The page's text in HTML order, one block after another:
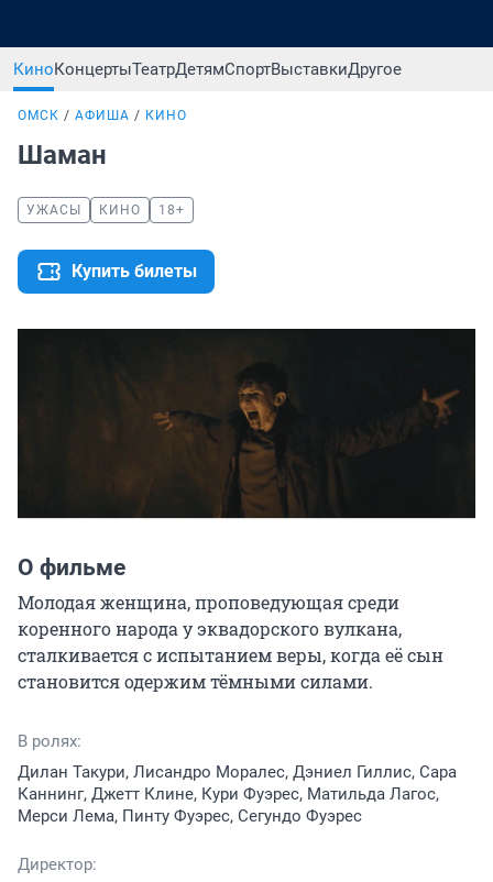
КиноКонцертыТеатрДетямСпортВыставкиДругое
ОМСК АФИША КИНО
Шаман
УЖАСЫ КИНО 18+
Купить билеты
О фильме
Молодая женщина, проповедующая среди
коренного народа у эквадорского вулкана,
сталкивается с испытанием веры, когда её сын
становится одержим тёмными силами.
В ролях:
Дилан Такури, Лисандро Моралес, Дэниел Гиллис, Сара
Каннинг, Джетт Клине, Кури Фуэрес, Матильда Лагос,
Мерси Лема, Пинту Фуэрес, Сегундо Фуэрес
Директор: